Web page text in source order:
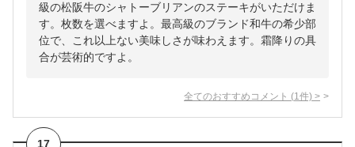
級の松阪牛のシャトーブリアンのステーキがいただけま
す。枚数を選べますよ。最高級のブランド和牛の希少部
位で、これ以上ない美味しさが味わえます。霜降りの具
合が芸術的ですよ。
全てのおすすめコメント (1 件) >
17